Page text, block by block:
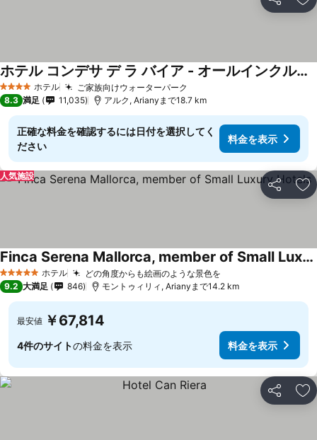
シェア お
4 ホテルのランク
ホテル ご家族向けウォーターパーク
ホテル コンデサ デ ラ バイア - オールインクルーシブ
料金を表示
8.3 満足 11,035 アルク, Arianyまで18.7 km
正確な料金を確認するには日付を選択してく
ださい
料金を表示
シェア お
人気施設
5 ホテルのランク
ホテル どの角度からも絵画のような景色を
Finca Serena Mallorca, member of Small Luxury Hotels
料金を表示
9.2 大満足 846 モントゥィリィ, Arianyまで14.2 km
最安値 ￥67,814
4件のサイトの料金を表示 料金を表示
シェア お